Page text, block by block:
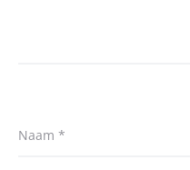
Naam *